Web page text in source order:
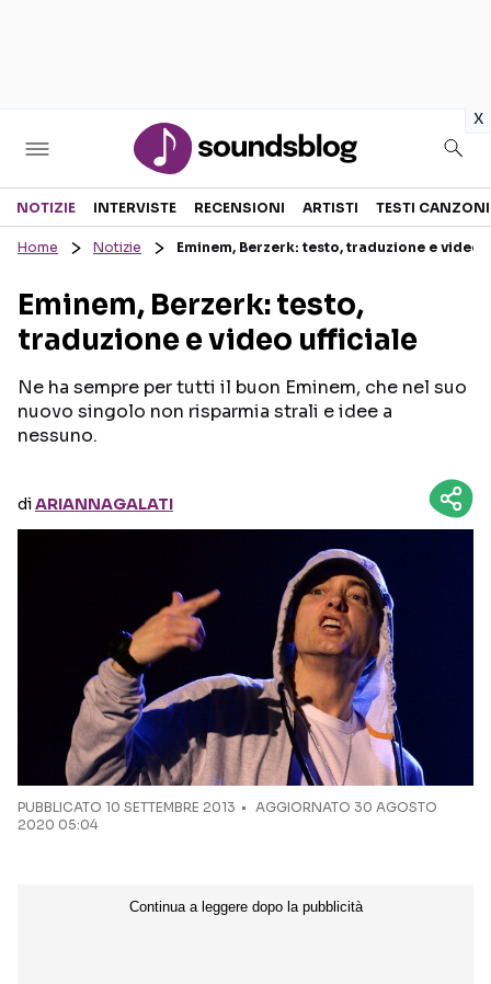
x
Sezioni
RECENSIONI MUSICALI
INTERVISTE
GOSSIP E CURIOSITÀ
TESTI CANZONI
TOUR ED EVENTI
TALENT SHOW
NOTIZIE INTERVISTE RECENSIONI ARTISTI TESTI CANZONI
Home Notizie Eminem, Berzerk: testo, traduzione e video
Eminem, Berzerk: testo,
traduzione e video ufficiale
Ne ha sempre per tutti il buon Eminem, che nel suo
nuovo singolo non risparmia strali e idee a
nessuno.
diARIANNAGALATI
PUBBLICATO 10 SETTEMBRE 2013
AGGIORNATO 30 AGOSTO
2020 05:04